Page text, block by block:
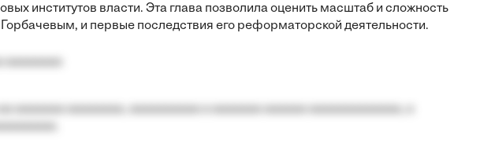
институтов власти. Эта глава позволила оценить масштаб и сложность
и первые последствия его реформаторской деятельности.